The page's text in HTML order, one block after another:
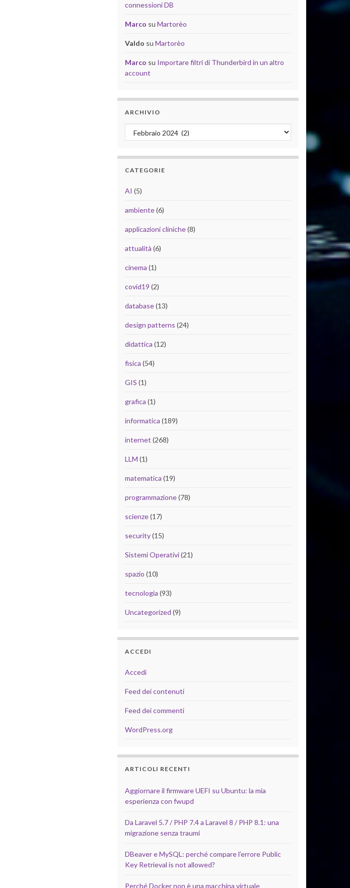
connessioni DB
Marco su Martorèo
Valdo su Martorèo
Marco su Importare filtri di Thunderbird in un altro
account
ARCHIVIO
Archivio
CATEGORIE
AI (5)
ambiente(6)
applicazioni cliniche(8)
attualità (6)
cinema (1)
covid19 (2)
database(13)
design patterns (24)
didattica (12)
fisica (54)
GIS (1)
grafica (1)
informatica (189)
internet (268)
LLM (1)
matematica (19)
programmazione(78)
scienze(17)
security(15)
Sistemi Operativi(21)
spazio (10)
tecnologia (93)
Uncategorized (9)
ACCEDI
Accedi
Feed dei contenuti
Feed dei commenti
WordPress.org
ARTICOLI RECENTI
Aggiornare il firmware UEFI su Ubuntu: la mia
esperienza con fwupd
Da Laravel 5.7 / PHP 7.4 a Laravel 8 / PHP 8.1: una
migrazione senza traumi
DBeaver e MySQL: perché compare l’errore Public
Key Retrieval is not allowed?
Perché Docker non è una macchina virtuale